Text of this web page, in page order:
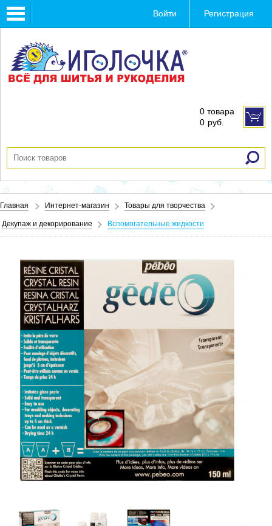
Toggle
navigation
Войти Регистрация
0 товара
0 руб.
Главная Интернет-магазин Товары для творчества
Декупаж и декорирование Вспомогательные жидкости